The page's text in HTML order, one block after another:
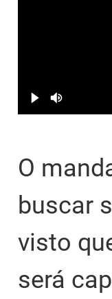
O
buscar
visto
será